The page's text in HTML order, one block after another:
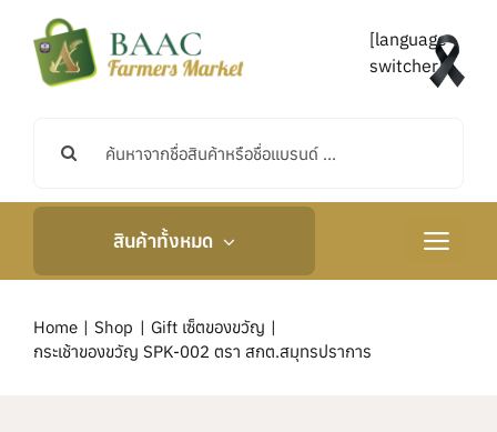
content
[language-
switcher]
สินค้าทั้งหมด
Toggle
Home Shop
Gift เซ็ตของขวัญ
กระเช้าของขวัญ SPK-002 ตรา สกต.สมุทรปราการ